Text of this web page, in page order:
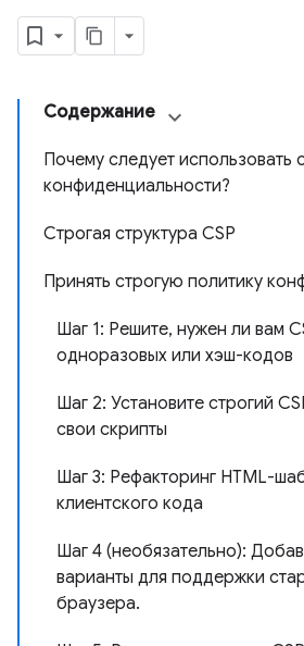
Содержание
Почему следует использовать
конфиденциальности?
Строгая структура CSP
Принять строгую политику
Шаг 1: Решите, нужен ли вам
одноразовых или хэш-кодов
Шаг 2: Установите строгий
свои скрипты
Шаг 3: Рефакторинг HTML-
клиентского кода
Шаг 4 (необязательно):
варианты для поддержки
браузера.